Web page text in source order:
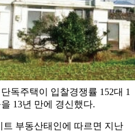
독주택이 입찰경쟁률 152대 1
13년 만에 경신했다.
부동산태인에 따르면 지난